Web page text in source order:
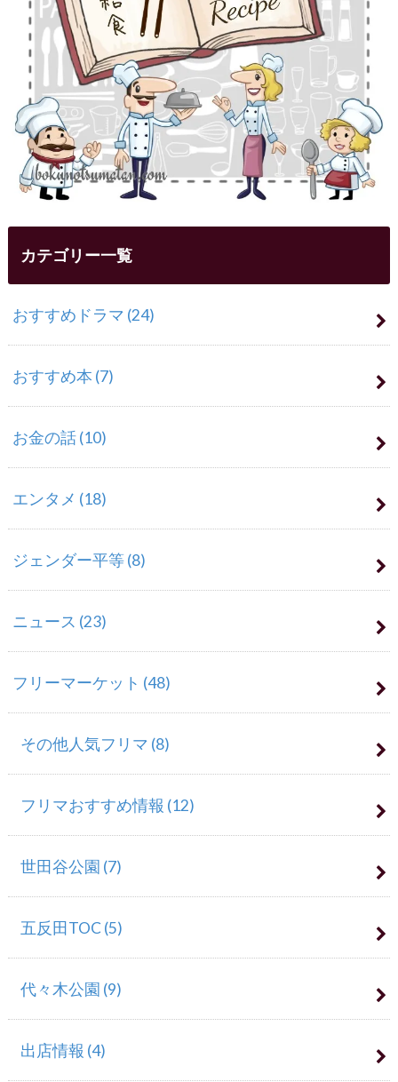
カテゴリー一覧
おすすめドラマ (24)
おすすめ本 (7)
お金の話(10)
エンタメ (18)
ジェンダー平等(8)
ニュース (23)
フリーマーケット (48)
その他人気フリマ (8)
フリマおすすめ情報 (12)
世田谷公園 (7)
五反田TOC(5)
代々木公園 (9)
出店情報 (4)